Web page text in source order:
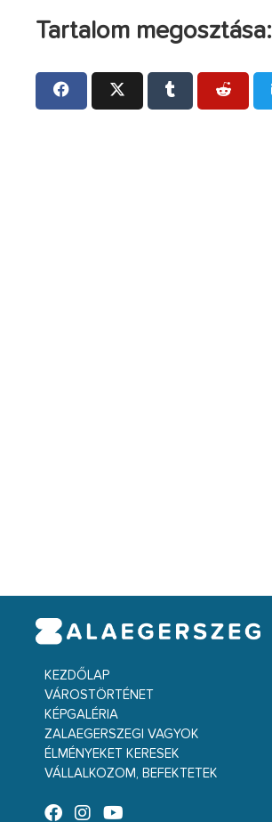
Tartalom megosztása:
KEZDŐLAP
VÁROSTÖRTÉNET
KÉPGALÉRIA
ZALAEGERSZEGI VAGYOK
ÉLMÉNYEKET KERESEK
VÁLLALKOZOM, BEFEKTETEK